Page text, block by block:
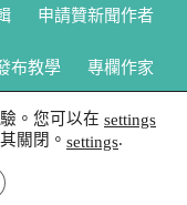
申請贊新聞作者
布教學 專欄作家
。您可以在 settings
關閉。 settings.
GDPR Cookie Banner